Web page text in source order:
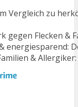
Vergleich zu
gegen Flecken &
energiesparend:
&